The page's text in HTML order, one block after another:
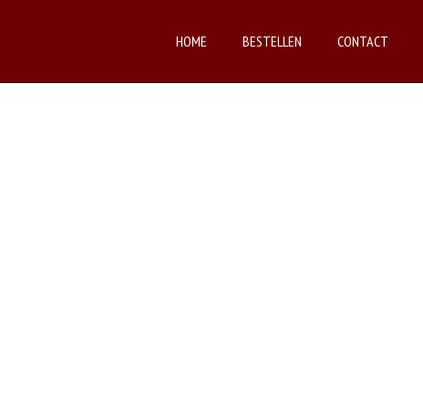
HOME BESTELLEN CONTACT